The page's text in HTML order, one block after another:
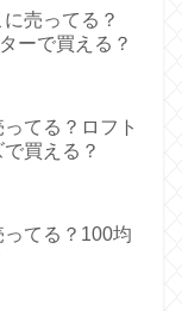
売ってる？
ーで買える？
てる？ロフト
買える？
てる？100均